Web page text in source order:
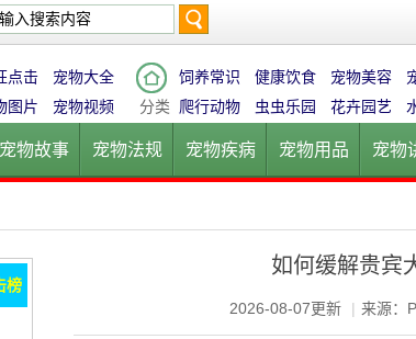
索
点击
宠物大全
图片
宠物视频 分类
饲养常识 健康饮食 宠物美容
爬行动物
虫虫乐园 花卉园艺
宠物故事 宠物法规 宠物疾病 宠物用品 宠物
如何缓解贵宾
2026-08-07更新 | 来源：
榜